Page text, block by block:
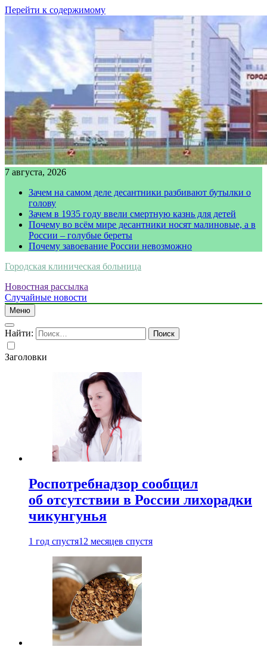
Перейти к содержимому
7 августа, 2026
Зачем на самом деле десантники разбивают бутылки о
голову
Зачем в 1935 году ввели смертную казнь для детей
Почему во всём мире десантники носят малиновые, а в
России – голубые береты
Почему завоевание России невозможно
Городская клиническая больница
Новостная рассылка
Случайные новости
Меню
Найти:
Заголовки
Роспотребнадзор сообщил
об отсутствии в России лихорадки
чикунгунья
1 год спустя12 месяцев спустя